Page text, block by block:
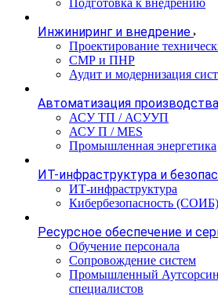
Подготовка к внедрению
Инжиниринг и внедрение
Проектирование
СМР и ПНР
Аудит и модернизация
Автоматизация
АСУ ТП / АСУУП
АСУ П / MES
Промышленная энергетика
ИТ-инфраструктура и
ИТ-инфраструктура
Кибербезопасность (СОИБ)
Ресурсное обеспечение и
Обучение персонала
Сопровождение систем
Промышленный
специалистов